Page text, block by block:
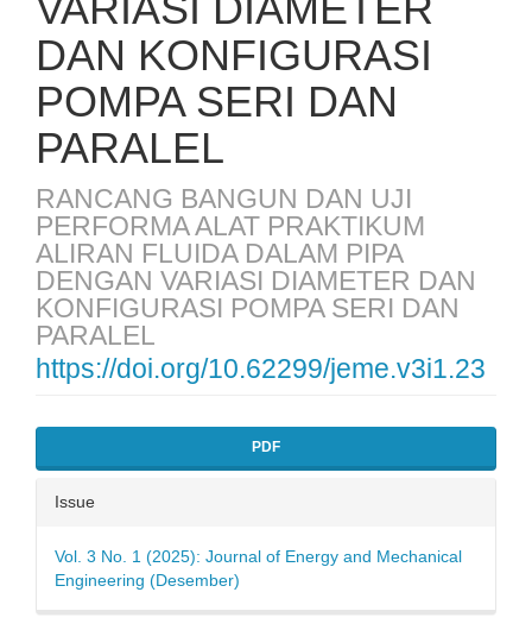
DAN KONFIGURASI
POMPA SERI DAN
PARALEL
RANCANG BANGUN DAN UJI
PERFORMA ALAT PRAKTIKUM
ALIRAN FLUIDA DALAM PIPA
DENGAN VARIASI DIAMETER DAN
KONFIGURASI POMPA SERI DAN
PARALEL
https://doi.org/10.62299/jeme.v3i1.23
Sidebar
PDF
Issue
Vol. 3 No. 1 (2025): Journal of Energy and Mechanical
Engineering (Desember)